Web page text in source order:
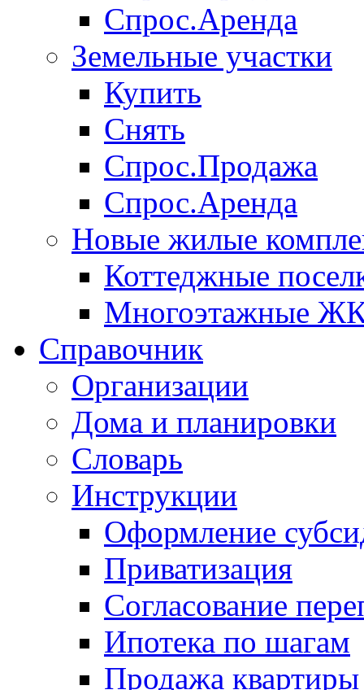
Спрос.Аренда
Земельные участки
Купить
Снять
Спрос.Продажа
Спрос.Аренда
Новые жилые
Коттеджные
Многоэтажные
Справочник
Организации
Дома и планировки
Словарь
Инструкции
Оформление
Приватизация
Согласование
Ипотека по шагам
Продажа квартиры